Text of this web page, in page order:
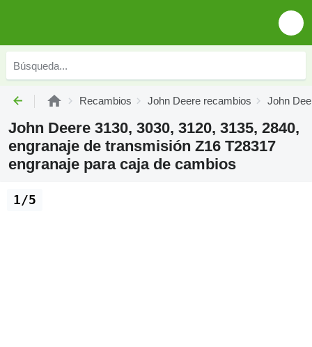
Recambios John Deere recambios John
John Deere 3130, 3030, 3120, 3135, 2840,
engranaje de transmisión Z16 T28317
engranaje para caja de cambios
1/5